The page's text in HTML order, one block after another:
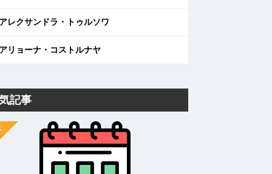
レクサンドラ・トゥルソワ
リョーナ・コストルナヤ
記事